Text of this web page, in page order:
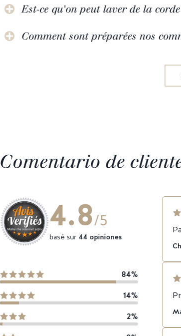
Est-ce qu'on peut laver de la
Comment sont préparées nos
Comentario de
4.8/5
basé sur 44 opiniones
84%
14%
2%